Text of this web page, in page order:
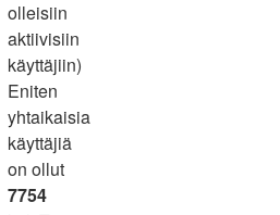
olleisiin
aktiivisiin
käyttäjiin)
Eniten
yhtaikaisia
käyttäjiä
on ollut
7754